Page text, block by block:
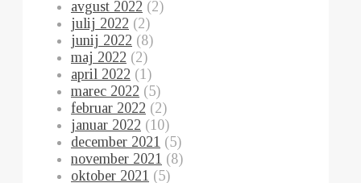
avgust 2022 (2)
julij 2022 (2)
junij 2022 (8)
maj 2022 (2)
april 2022 (1)
marec 2022 (5)
februar 2022 (2)
januar 2022 (10)
december 2021 (5)
november 2021 (8)
oktober 2021 (5)